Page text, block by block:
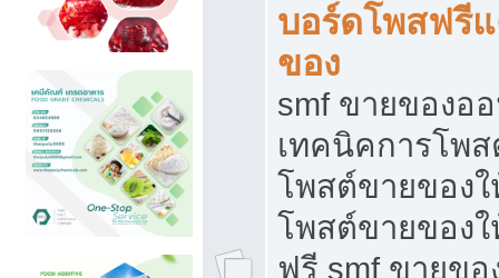
บอร์ดโพสฟรี
ของ
smf ขายของอ
เทคนิคการโพ
โพสต์ขายของ
โพสต์ขายของ
ฟรี smf ขายข